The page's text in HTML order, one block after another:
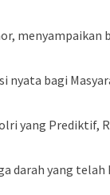
bagi
yang Prediktif,
darah yang